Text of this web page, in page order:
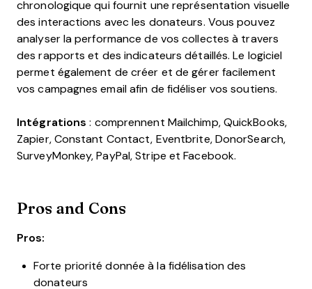
chronologique qui fournit une représentation visuelle
des interactions avec les donateurs. Vous pouvez
analyser la performance de vos collectes à travers
des rapports et des indicateurs détaillés. Le logiciel
permet également de créer et de gérer facilement
vos campagnes email afin de fidéliser vos soutiens.
Intégrations : comprennent Mailchimp, QuickBooks,
Zapier, Constant Contact, Eventbrite, DonorSearch,
SurveyMonkey, PayPal, Stripe et Facebook.
Pros and Cons
Pros:
Forte priorité donnée à la fidélisation des
donateurs